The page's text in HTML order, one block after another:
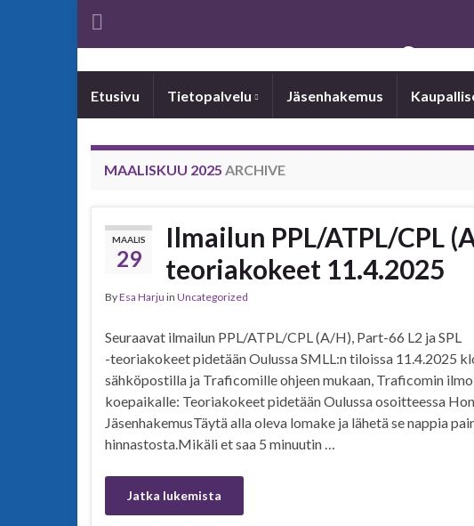
Etusivu Tietopalvelu Jäsenhakemus
MAALISKUU 2025 ARCHIVE
MAALIS
29
Ilmailun PPL/ATPL/CPL
teoriakokeet 11.4.2025
ByEsa Harju in Uncategorized
Seuraavat ilmailun PPL/ATPL/CPL (A/H), Part-66 L2 ja SPL
-teoriakokeet pidetään Oulussa SMLL:n tiloissa 11.4.2025
sähköpostilla ja Traficomille ohjeen mukaan, Traficomin
koepaikalle: Teoriakokeet pidetään Oulussa osoitteessa
JäsenhakemusTäytä alla oleva lomake ja lähetä se nappia
hinnastosta.Mikäli et saa 5 minuutin …
Jatka lukemista